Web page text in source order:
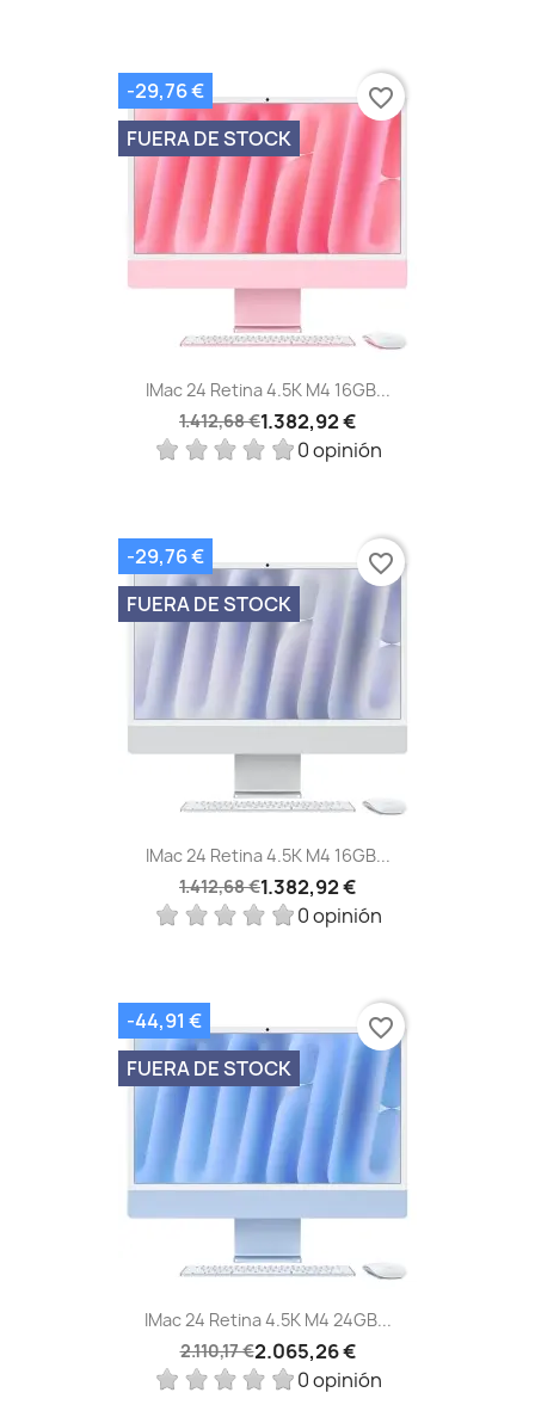
IMac 24 Retina 4.5K M4 16GB...
1.412,68 €1.382,92 €
0 opinión
-29,76 €
FUERA DE STOCK
favorite_border
IMac 24 Retina 4.5K M4 16GB...
1.412,68 €1.382,92 €
0 opinión
-29,76 €
FUERA DE STOCK
favorite_border
IMac 24 Retina 4.5K M4 24GB...
2.110,17 €2.065,26 €
0 opinión
-44,91 €
FUERA DE STOCK
favorite_border